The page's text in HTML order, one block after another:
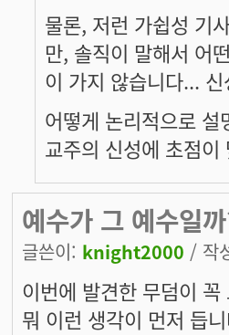
물론, 저런 가쉽성 기
만, 솔직이 말해서 어
이 가지 않습니다...
어떻게 논리적으로
교주의 신성에 초점
예수가 그 예수일
글쓴이: knight2000 / 작
이번에 발견한 무덤이
뭐 이런 생각이 먼저 듭